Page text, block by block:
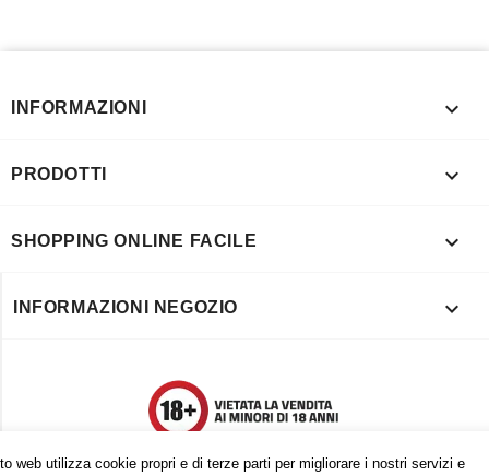
web utilizza cookie propri e di terze parti per migliorare i nostri servizi e
INFORMAZIONI 
PRODOTTI 
SHOPPING ONLINE FACILE 
INFORMAZIONI NEGOZIO 